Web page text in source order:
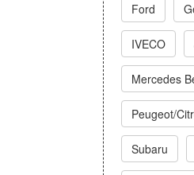
Ford
IVECO
Mercedes
Peugeot/
Subaru